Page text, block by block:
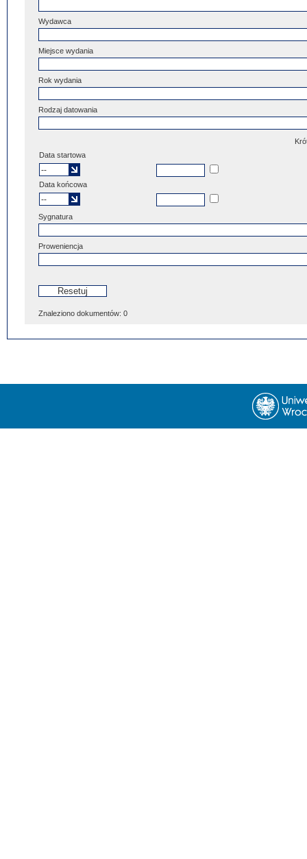
Wydawca
Miejsce wydania
Rok wydania
Rodzaj datowania
Data startowa
Data końcowa
Sygnatura
Proweniencja
Znaleziono dokumentów: 0